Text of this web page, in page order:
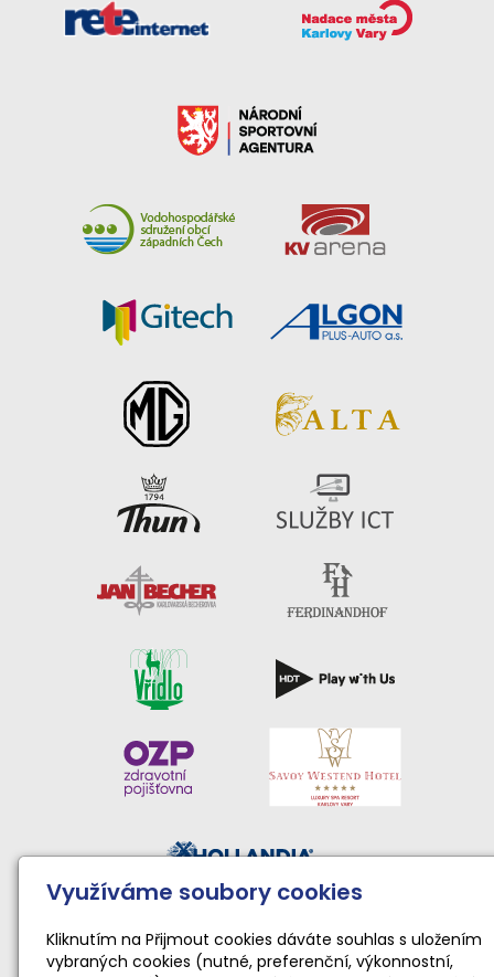
Národní sportovní agentura • Karlovarský kraj • Statutární
město Karlovy Vary
Využíváme soubory cookies
Kliknutím na Přijmout cookies dáváte souhlas s uložením
vybraných cookies (nutné, preferenční, výkonnostní,